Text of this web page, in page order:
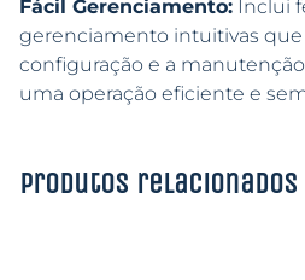
Fácil Gerenciamento: Inclui
gerenciamento intuitivas
configuração e a
uma operação eficiente e
Produtos relacionados